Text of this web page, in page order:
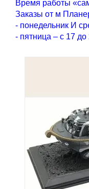
Время работы
Заказы от м
- понедельник И
- пятница – с 17 до